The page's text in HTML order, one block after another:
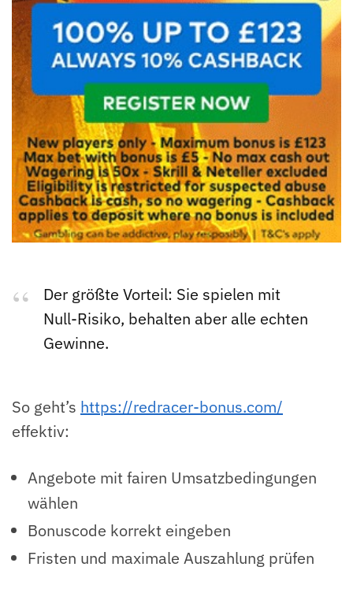
Der größte Vorteil: Sie spielen mit
Null-Risiko, behalten aber alle echten
Gewinne.
So geht’s https://redracer-bonus.com/
effektiv:
Angebote mit fairen Umsatzbedingungen
wählen
Bonuscode korrekt eingeben
Fristen und maximale Auszahlung prüfen